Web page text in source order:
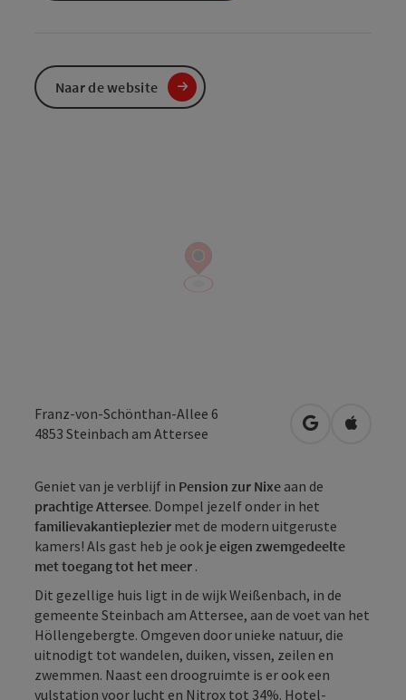
Franz-von-Schönthan-Allee 6
4853 Steinbach am Attersee Openen in
Geniet van je verblijf in Pension zur Nixe aan de
prachtige Attersee. Dompel jezelf onder in het
familievakantieplezier met de modern uitgeruste
kamers! Als gast heb je ook je eigen zwemgedeelte
met toegang tot het meer .
Dit gezellige huis ligt in de wijk Weißenbach, in de
gemeente Steinbach am Attersee, aan de voet van het
Höllengebergte. Omgeven door unieke natuur, die
uitnodigt tot wandelen, duiken, vissen, zeilen en
zwemmen. Naast een droogruimte is er ook een
vulstation voor lucht en Nitrox tot 34%. Hotel-
Naar de website